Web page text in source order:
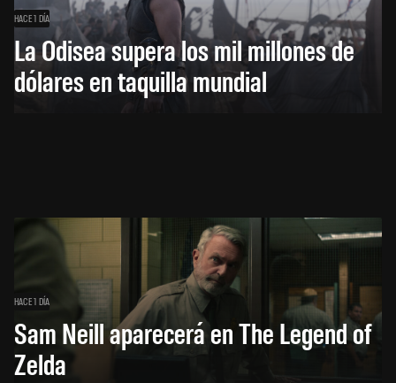
HACE 1 DÍA
La Odisea supera los mil millones de
dólares en taquilla mundial
HACE 1 DÍA
Sam Neill aparecerá en The Legend of
Zelda